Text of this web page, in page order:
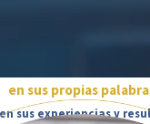
en sus propias
sus experiencias y